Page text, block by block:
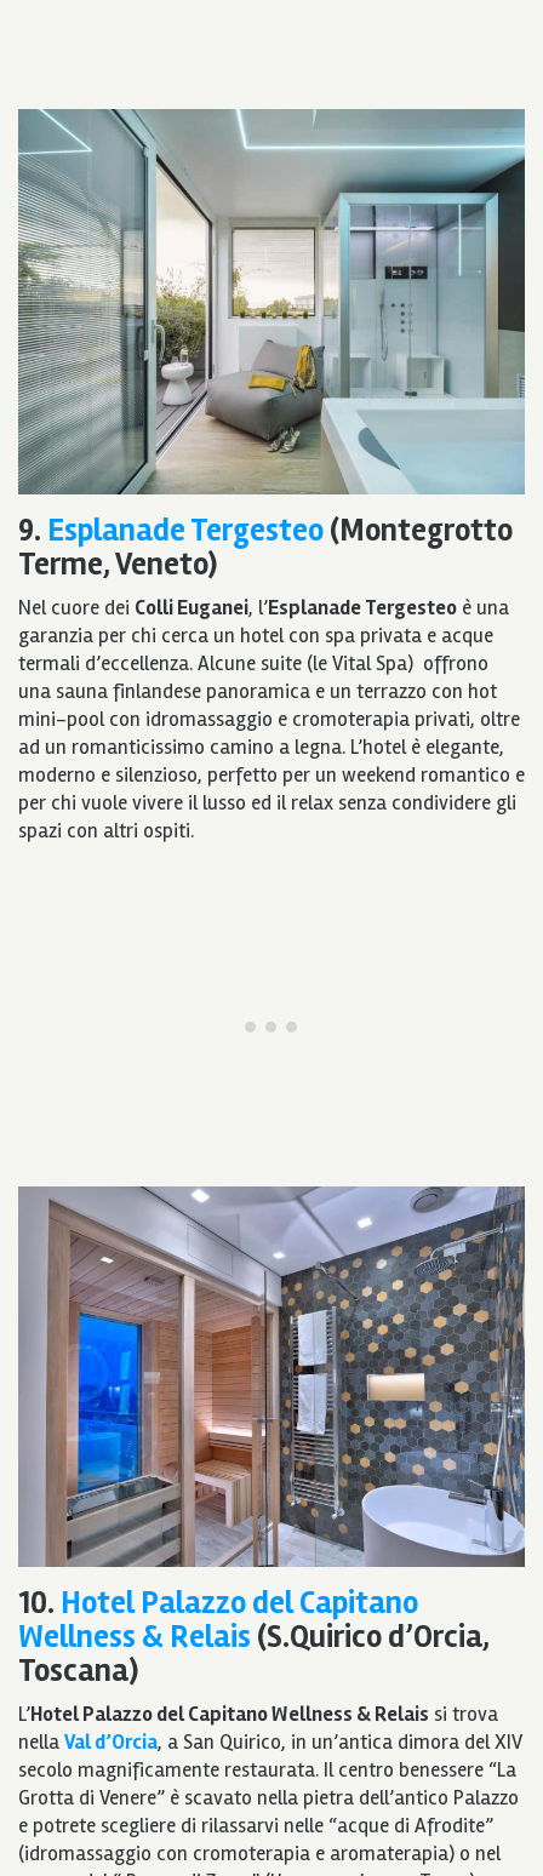
9. Esplanade Tergesteo(Montegrotto
Terme, Veneto)
Nel cuore dei Colli Euganei, l’Esplanade Tergesteo è una
garanzia per chi cerca un hotel con spa privata e acque
termali d’eccellenza. Alcune suite (le Vital Spa) offrono
una sauna finlandese panoramica e un terrazzo con hot
mini-pool con idromassaggio e cromoterapia privati, oltre
ad un romanticissimo camino a legna. L’hotel è elegante,
moderno e silenzioso, perfetto per un weekend romantico e
per chi vuole vivere il lusso ed il relax senza condividere gli
spazi con altri ospiti.
10. Hotel Palazzo del Capitano
Wellness & Relais (S.Quirico d’Orcia,
Toscana)
L’Hotel Palazzo del Capitano Wellness & Relais si trova
nellaVal d’Orcia, a San Quirico, in un’antica dimora del XIV
secolo magnificamente restaurata. Il centro benessere “La
Grotta di Venere” è scavato nella pietra dell’antico Palazzo
e potrete scegliere di rilassarvi nelle “acque di Afrodite”
(idromassaggio con cromoterapia e aromaterapia) o nel